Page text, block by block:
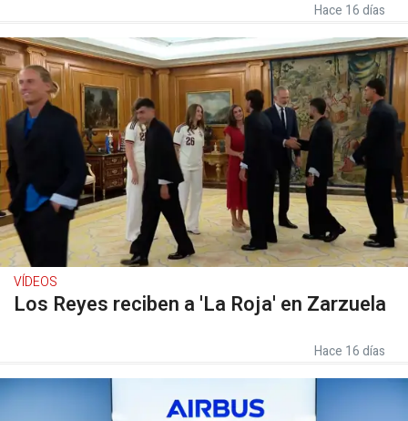
Hace 16 días
VÍDEOS
Los Reyes reciben a 'La Roja' en Zarzuela
Hace 16 días